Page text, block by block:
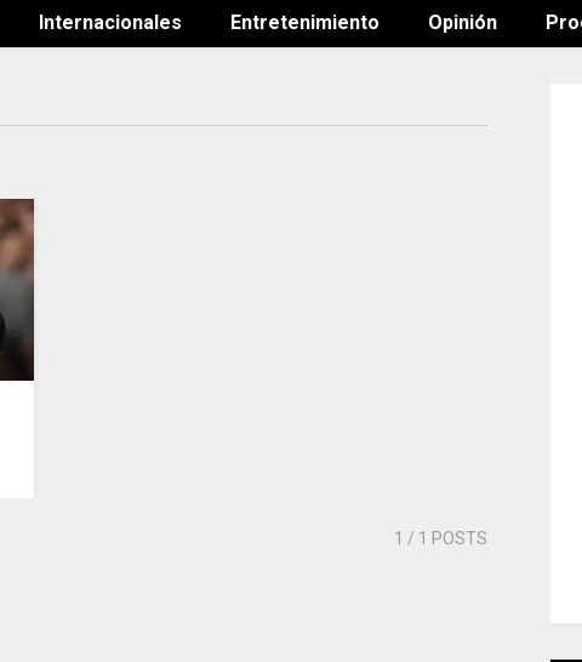
Internacionales Entretenimiento Opinión
1 / 1 POSTS